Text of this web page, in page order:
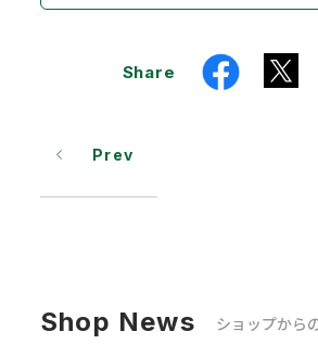
Share
Prev
Shop News ショップから